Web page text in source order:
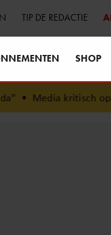
TIP DE REDACTIE
SHOP
Media kritisch op